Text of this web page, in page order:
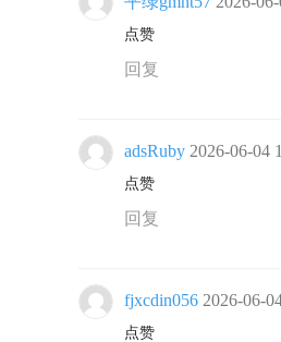
点赞
回复
adsRuby 2026-06-04
点赞
回复
fjxcdin056 2026-06-
点赞